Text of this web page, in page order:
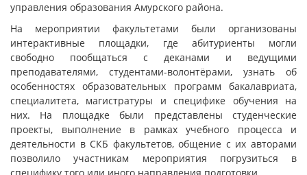
управления образования Амурского района.
На мероприятии факультетами были организованы
интерактивные площадки, где абитуриенты могли
свободно пообщаться с деканами и ведущими
преподавателями, студентами-волонтёрами, узнать об
особенностях образовательных программ бакалавриата,
специалитета, магистратуры и специфике обучения на
них. На площадке были представлены студенческие
проекты, выполнение в рамках учебного процесса и
деятельности в СКБ факультетов, общение с их авторами
позволило участникам мероприятия погрузиться в